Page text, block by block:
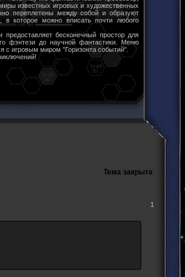
известных игровых и художественных
переплетены между собой и образуют
в которое можно вписать почти любого
бесконечный простор для
фэнтези до научной фантастики. Меню
с игровым миром "Горизонта событий".
Тема закрыта
1